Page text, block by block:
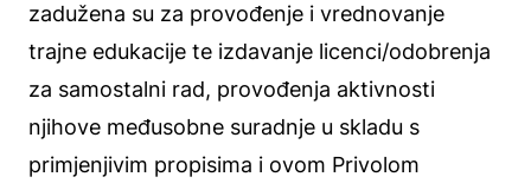
zadužena su za provođenje i vrednovanje
trajne edukacije te izdavanje licenci/odobrenja
za samostalni rad, ​provođenja aktivnosti
njihove međusobne suradnje u skladu s
primjenjivim propisima i ovom Privolom